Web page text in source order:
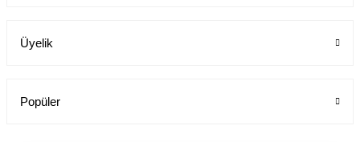
Üyelik
Popüler